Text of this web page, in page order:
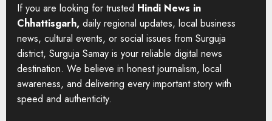
If you are looking for trusted Hindi News in
Chhattisgarh, daily regional updates, local business
news, cultural events, or social issues from Surguja
district, Surguja Samay is your reliable digital news
destination. We believe in honest journalism, local
awareness, and delivering every important story with
speed and authenticity.